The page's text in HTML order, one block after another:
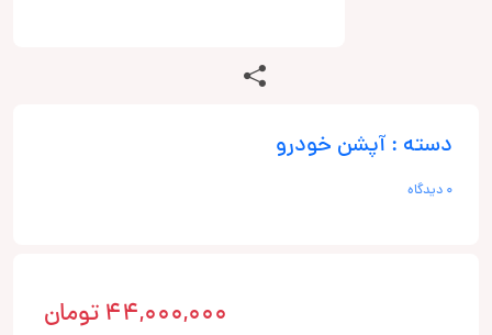
دسته : آپشن خودرو
0 دیدگاه
44,000,000 تومان